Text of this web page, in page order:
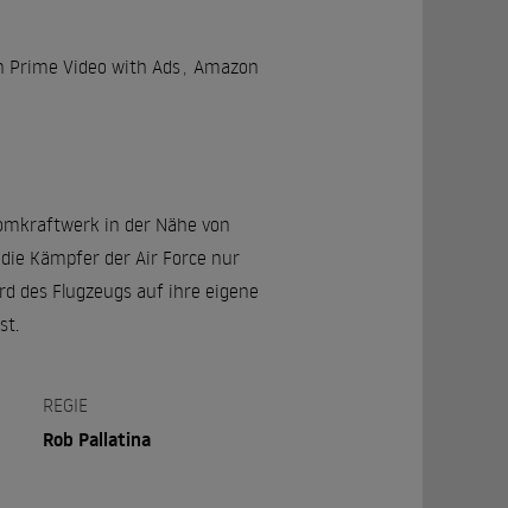
Prime Video with Ads, Amazon
in der Nähe von
Kämpfer der Air Force nur
des Flugzeugs auf ihre eigene
REGIE
Rob Pallatina